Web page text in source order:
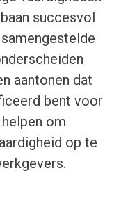
succesvol
aantonen dat
bent voor
om
op te